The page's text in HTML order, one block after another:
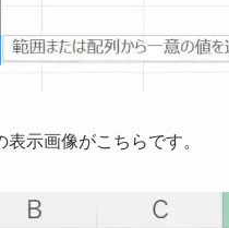
示画像がこちらです。